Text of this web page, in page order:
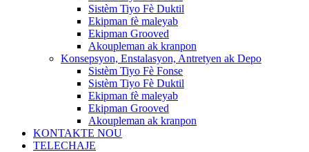
Sistèm Tiyo Fè Duktil
Ekipman fè maleyab
Ekipman Grooved
Akoupleman ak kranpon
Konsepsyon, Enstalasyon, Antretyen ak Depo
Sistèm Tiyo Fè Fonse
Sistèm Tiyo Fè Duktil
Ekipman fè maleyab
Ekipman Grooved
Akoupleman ak kranpon
KONTAKTE NOU
TELECHAJE